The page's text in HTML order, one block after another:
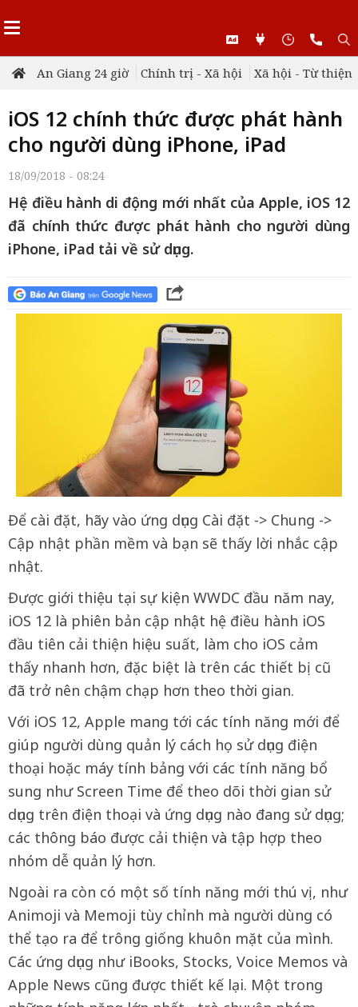
An Giang 24 giờ Chính trị - Xã hội Xã hội - Từ thiện
iOS 12 chính thức được phát hành
cho người dùng iPhone, iPad
18/09/2018 - 08:24
Hệ điều hành di động mới nhất của Apple, iOS 12
đã chính thức được phát hành cho người dùng
iPhone, iPad tải về sử dụng.
Để cài đặt, hãy vào ứng dụng Cài đặt -> Chung ->
Cập nhật phần mềm và bạn sẽ thấy lời nhắc cập
nhật.
Được giới thiệu tại sự kiện WWDC đầu năm nay,
iOS 12 là phiên bản cập nhật hệ điều hành iOS
đầu tiên cải thiện hiệu suất, làm cho iOS cảm
thấy nhanh hơn, đặc biệt là trên các thiết bị cũ
đã trở nên chậm chạp hơn theo thời gian.
Với iOS 12, Apple mang tới các tính năng mới để
giúp người dùng quản lý cách họ sử dụng điện
thoại hoặc máy tính bảng với các tính năng bổ
sung như Screen Time để theo dõi thời gian sử
dụng trên điện thoại và ứng dụng nào đang sử dụng;
các thông báo được cải thiện và tập hợp theo
nhóm dễ quản lý hơn.
Ngoài ra còn có một số tính năng mới thú vị, như
Animoji và Memoji tùy chỉnh mà người dùng có
thể tạo ra để trông giống khuôn mặt của mình.
Các ứng dụng như iBooks, Stocks, Voice Memos và
Apple News cũng được thiết kế lại. Một trong